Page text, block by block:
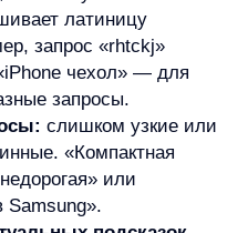
них используют
не дают
клиентов,
пользователей
пустой